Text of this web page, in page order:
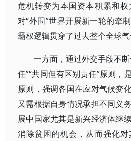
危机转变为本国资本积累和
对“外围”世界开展新一轮的牵
霸权逻辑贯穿了过去整个全球气
一方面，通过外交手段不
任”“共同但有区别责任”原则，
原则，强调各国在应对气候变
又需根据自身情况承担不同义
展中国家尤其是新兴经济体继
消除贫困的机会，从而强化